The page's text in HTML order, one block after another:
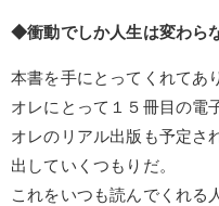
◆衝動でしか人生は変わら
本書を手にとってくれてあ
オレにとって１５冊目の電
オレのリアル出版も予定さ
出していくつもりだ。
これをいつも読んでくれる